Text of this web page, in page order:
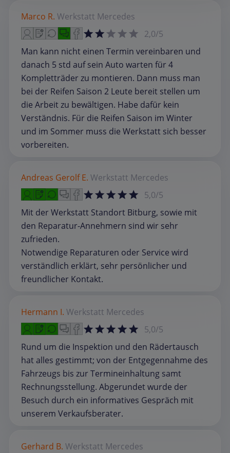
Marco R. Werkstatt Mercedes
2,0/5
Man kann nicht einen Termin vereinbaren und
danach 5 std auf sein Auto warten für 4
Kompletträder zu montieren. Dann muss man
bei der Reifen Saison 2 Leute bereit stellen um
die Arbeit zu bewältigen. Habe dafür kein
Verständnis. Für die Reifen Saison im Winter
und im Sommer muss die Werkstatt sich besser
vorbereiten.
Andreas Gerolf E. Werkstatt Mercedes
5,0/5
Mit der Werkstatt Standort Bitburg, sowie mit
den Reparatur-Annehmern sind wir sehr
zufrieden.
Notwendige Reparaturen oder Service wird
verständlich erklärt, sehr persönlicher und
freundlicher Kontakt.
Hermann I. Werkstatt Mercedes
5,0/5
Rund um die Inspektion und den Rädertausch
hat alles gestimmt; von der Entgegennahme des
Fahrzeugs bis zur Termineinhaltung samt
Rechnungsstellung. Abgerundet wurde der
Besuch durch ein informatives Gespräch mit
unserem Verkaufsberater.
Gerhard B. Werkstatt Mercedes